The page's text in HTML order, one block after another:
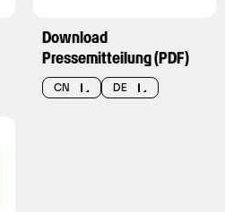
Download
Pressemitteilung (PDF)
CN DE